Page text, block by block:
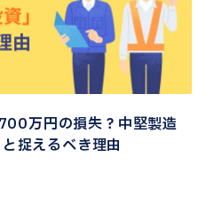
万円の損失？中堅製造
捉えるべき理由